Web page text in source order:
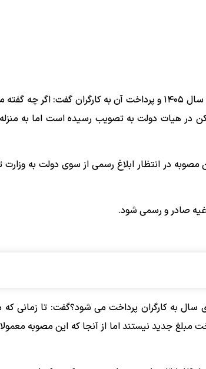
به نقل از ایسنا، محمدرضا فرزعلیان درباره تصویب حق مسکن سال ۱۴۰۵ و پرداخت آن به کارگران گفت:
تومانی کمک هزینه مسکن در هیات دولت به تصویب رسیده است اما به
در انتظار ابلاغ رسمی از سوی دولت به وزارت
صادر و رسمی شود.
حق مسکن ۳ میلیون تومانی از ابتدای سال به کارگران پرداخت می شود؟گفت: تا
مبلغ جدید نیستند اما از آنجا که این مصوبه